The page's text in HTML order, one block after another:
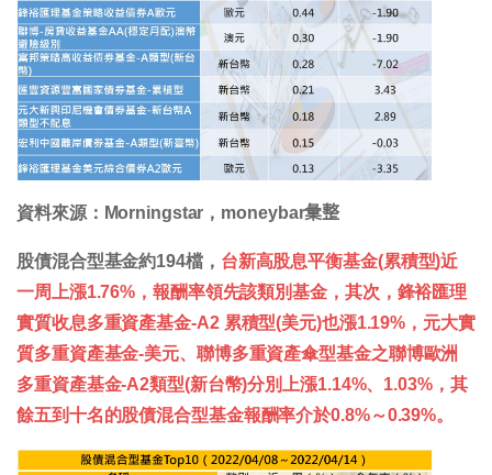
資料來源：Morningstar，moneybar𢑥整
股債混合型基金約194檔， 台新高股息平衡基金(累積型)近
一周上漲1.76%，報酬率領先該類別基金，其次，鋒裕匯理
實質收息多重資產基金-A2 累積型(美元)也漲1.19%，元大實
質多重資產基金-美元、聯博多重資產傘型基金之聯博歐洲
多重資產基金-A2類型(新台幣)分別上漲1.14%、1.03%，其
餘五到十名的股債混合型基金報酬率介於0.8%～0.39%。